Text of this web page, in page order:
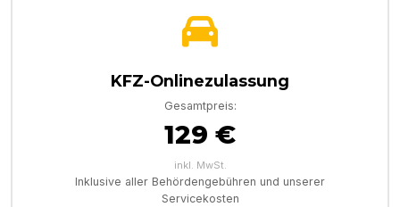
KFZ-Onlinezulassung
Gesamtpreis:
129 €
inkl. MwSt.
Inklusive aller Behördengebühren und unserer
Servicekosten